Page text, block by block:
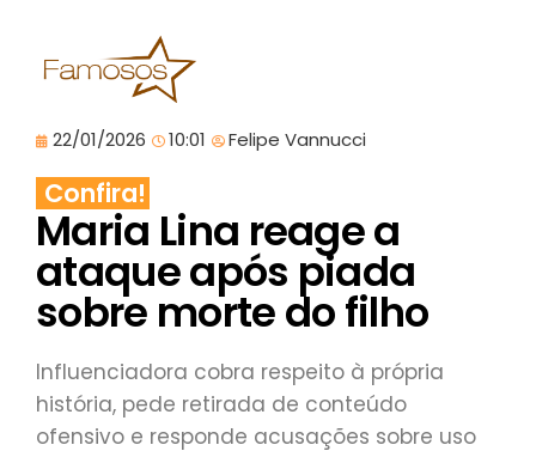
22/01/2026 10:01 Felipe Vannucci
Confira!
Maria Lina reage a
ataque após piada
sobre morte do filho
Influenciadora cobra respeito à própria
história, pede retirada de conteúdo
ofensivo e responde acusações sobre uso